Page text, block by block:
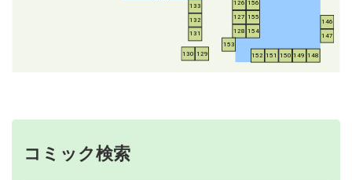
126
127
128
129
130
131
132
133
146
147
148
149
150
151
152
153
154
155
156
コミック検索